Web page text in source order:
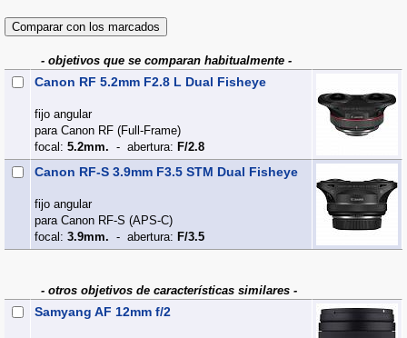
- objetivos que se comparan habitualmente -
Canon RF 5.2mm F2.8 L Dual Fisheye
fijo angular
para Canon RF (Full‑Frame)
focal: 5.2mm. - abertura: F/2.8
Canon RF-S 3.9mm F3.5 STM Dual Fisheye
fijo angular
para Canon RF-S (APS‑C)
focal: 3.9mm. - abertura: F/3.5
- otros objetivos de características similares -
Samyang AF 12mm f/2